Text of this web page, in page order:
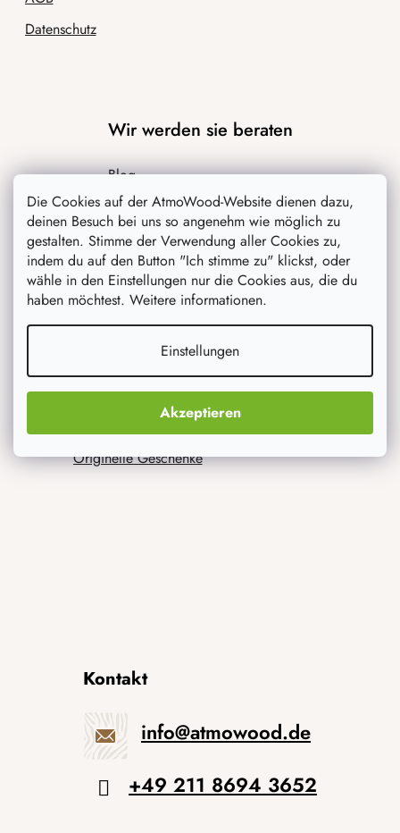
Die Cookies auf der AtmoWood-Website dienen dazu,
deinen Besuch bei uns so angenehm wie möglich zu
gestalten. Stimme der Verwendung aller Cookies zu,
indem du auf den Button "Ich stimme zu" klickst, oder
wähle in den Einstellungen nur die Cookies aus, die du
haben möchtest. Weitere informationen.
Einstellungen
Akzeptieren
Datenschutz
Wir werden sie beraten
Blog
Inspiration
Was interessiert dich am meisten
Originelle Geschenke
Kontakt
info@atmowood.de
+49 211 8694 3652